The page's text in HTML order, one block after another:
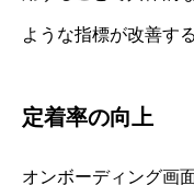
ような指標が改善す
定着率の向上
オンボーディング画